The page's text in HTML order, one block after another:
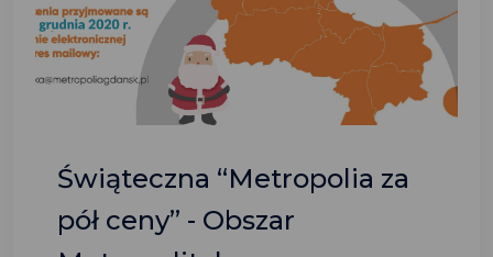
Świąteczna “Metropolia za
pół ceny” - Obszar